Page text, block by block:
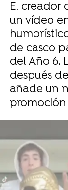
El creador
un vídeo
de casco
del Año 6.
después
añade un